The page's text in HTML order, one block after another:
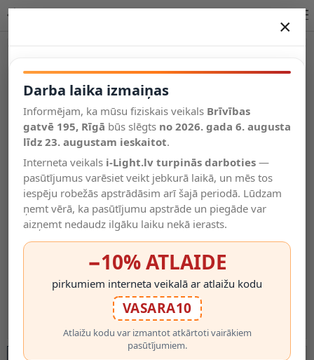
Salīdzināt
Vēlmju
saraksts
Valodas
×
Darba laika izmaiņas
Informējam, ka mūsu fiziskais veikals Brīvības
gatvē 195, Rīgā būs slēgts no 2026. gada 6. augusta
līdz 23. augustam ieskaitot.
Interneta veikals i-Light.lv turpinās darboties —
pasūtījumus varēsiet veikt jebkurā laikā, un mēs tos
iespēju robežās apstrādāsim arī šajā periodā. Lūdzam
ņemt vērā, ka pasūtījumu apstrāde un piegāde var
aizņemt nedaudz ilgāku laiku nekā ierasts.
−10% ATLAIDE
pirkumiem interneta veikalā ar atlaižu kodu
VASARA10
Atlaižu kodu var izmantot atkārtoti vairākiem
pasūtījumiem.